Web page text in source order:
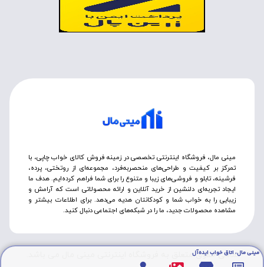
مینی مال، فروشگاه اینترنتی تخصصی در زمینه فروش کالای خواب چاپی، با
تمرکز بر کیفیت و طراحی‌های منحصربه‌فرد، مجموعه‌ای از روتختی‌، پرده،
فرشینه، تابلو و فروشی‌های زیبا و متنوع را برای شما فراهم کرده‌ایم. هدف ما
ایجاد تجربه‌ای دلنشین از خرید آنلاین و ارائه محصولاتی است که آرامش و
زیبایی را به خواب شما و کودکانتان هدیه می‌دهد. برای اطلاعات بیشتر و
مشاهده محصولات جدید، ما را در شبکه‌های اجتماعی دنبال کنید.
تمامی حقوق متعلق به فروشگاه اینترنتی مینی مال می باشد.
مینی مال، اتاق خواب ایده‌آل